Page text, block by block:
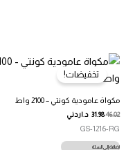
تخفيضات!
مكواة عامودية كونتي – 2100 واط
46.02
31.98 د.اردني
GS-1216-RG
إضافة إلى السلة